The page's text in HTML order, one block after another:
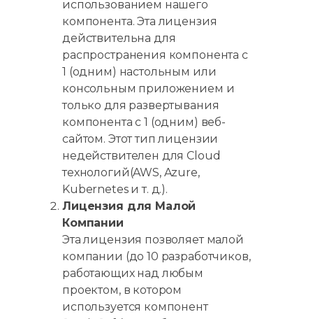
использованием нашего
компонента. Эта лицензия
действительна для
распространения компонента с
1 (одним) настольным или
консольным приложением и
только для развертывания
компонента с 1 (одним) веб-
сайтом. Этот тип лицензии
недействителен для Cloud
технологий(AWS, Azure,
Kubernetes и т. д.).
Лицензия для Малой
Компании
Эта лицензия позволяет малой
компании (до 10 разработчиков,
работающих над любым
проектом, в котором
используется компонент